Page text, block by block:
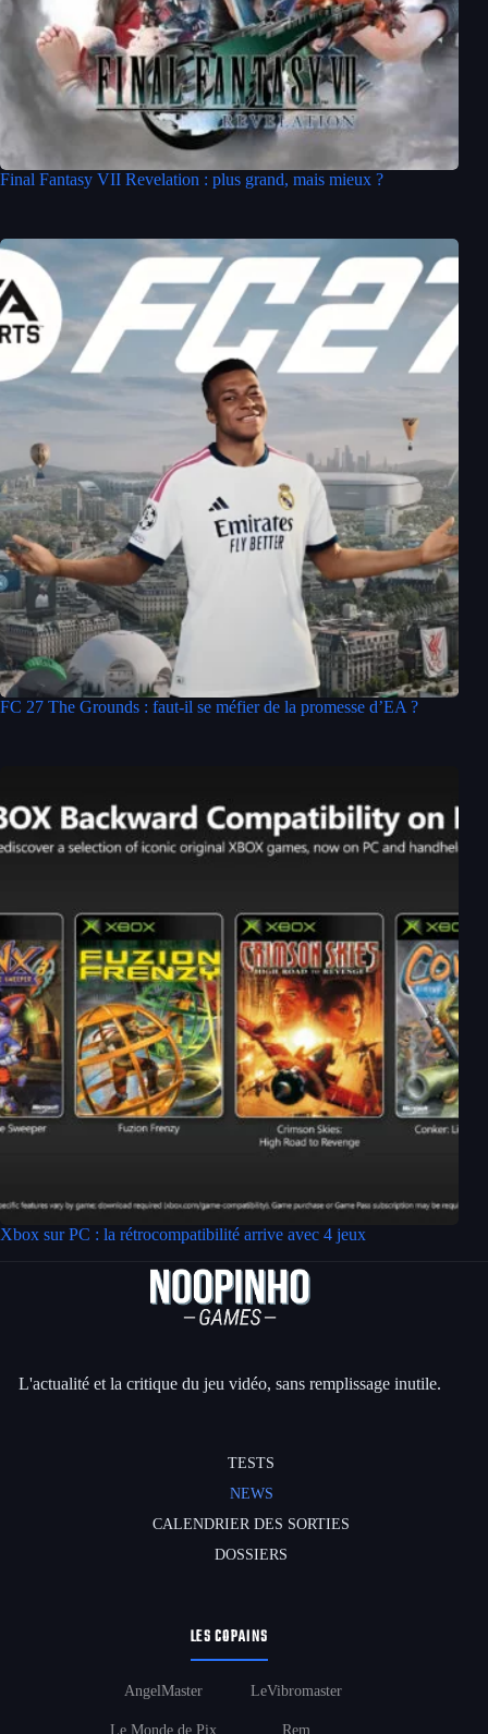
Final Fantasy VII Revelation : plus grand, mais mieux ?
FC 27 The Grounds : faut-il se méfier de la promesse d’EA ?
Xbox sur PC : la rétrocompatibilité arrive avec 4 jeux
L'actualité et la critique du jeu vidéo, sans remplissage inutile.
TESTS
NEWS
CALENDRIER DES SORTIES
DOSSIERS
LES COPAINS
AngelMaster
Le Monde de Pix
LeVibromaster
Rem